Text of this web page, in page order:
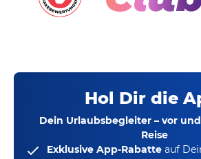
Hol Dir die
Dein Urlaubsbegleiter – vor
Reise
Exklusive App-Rabatte auf